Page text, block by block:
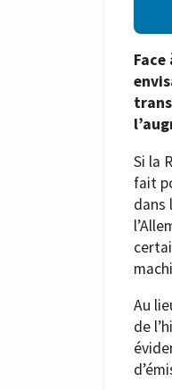
Si la
fait
dans
Au
de